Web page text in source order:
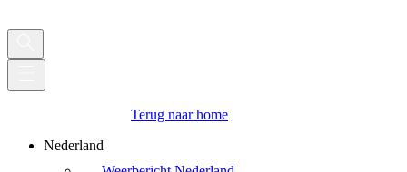
Terug naar home
Nederland